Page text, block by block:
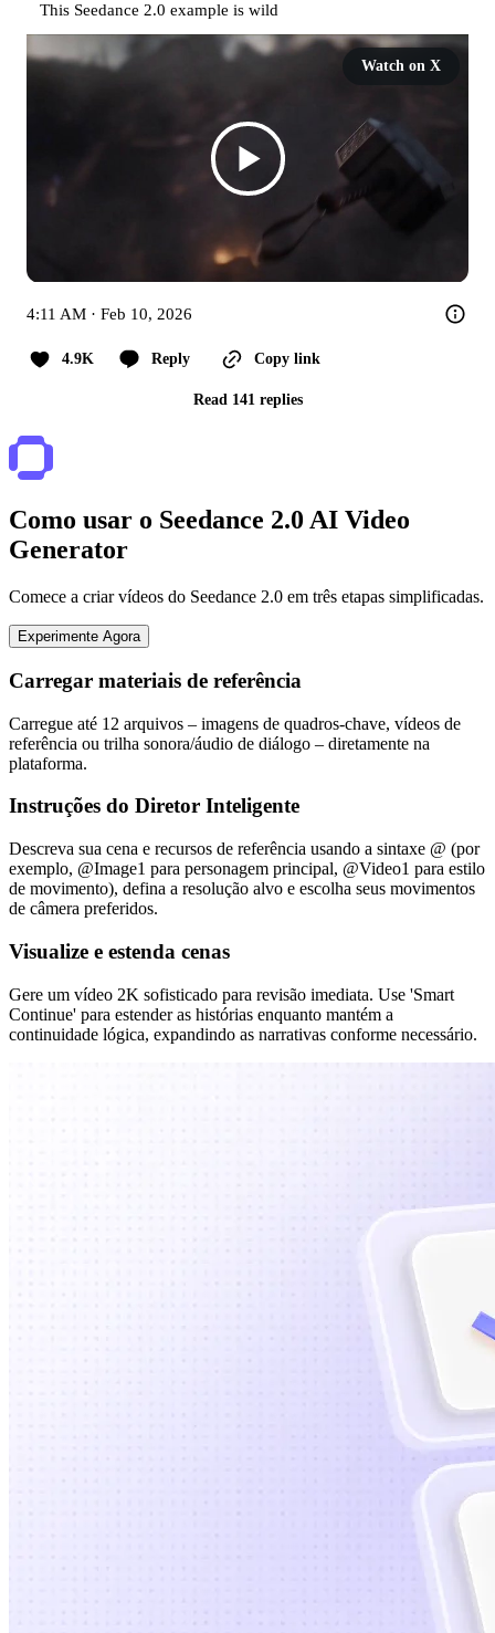
This Seedance 2.0 example is wild
Watch on X
4:11 AM · Feb 10, 2026
4.9K Reply Copy link
Read 141 replies
Como usar o Seedance 2.0 AI Video
Generator
Comece a criar vídeos do Seedance 2.0 em três etapas simplificadas.
Experimente Agora
Carregar materiais de referência
Carregue até 12 arquivos – imagens de quadros-chave, vídeos de
referência ou trilha sonora/áudio de diálogo – diretamente na
plataforma.
Instruções do Diretor Inteligente
Descreva sua cena e recursos de referência usando a sintaxe @ (por
exemplo, @Image1 para personagem principal, @Video1 para estilo
de movimento), defina a resolução alvo e escolha seus movimentos
de câmera preferidos.
Visualize e estenda cenas
Gere um vídeo 2K sofisticado para revisão imediata. Use 'Smart
Continue' para estender as histórias enquanto mantém a
continuidade lógica, expandindo as narrativas conforme necessário.